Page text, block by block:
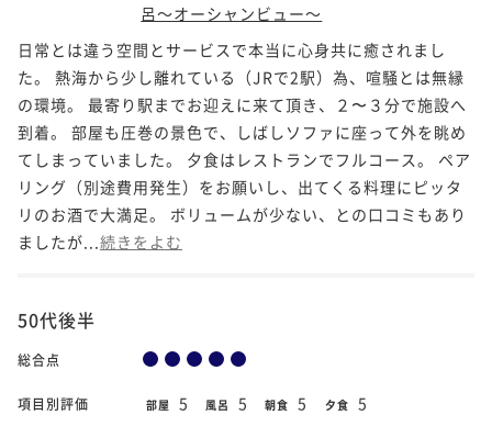
呂～オーシャンビュー～
日常とは違う空間とサービスで本当に心身共に癒されまし
た。 熱海から少し離れている（JRで2駅）為、喧騒とは無縁
の環境。 最寄り駅までお迎えに来て頂き、２〜３分で施設へ
到着。 部屋も圧巻の景色で、しばしソファに座って外を眺め
てしまっていました。 夕食はレストランでフルコース。 ペア
リング（別途費用発生）をお願いし、出てくる料理にピッタ
リのお酒で大満足。 ボリュームが少ない、との口コミもあり
ましたが... 続きをよむ
50代後半
総合点
項目別評価 部屋 5 風呂 5 朝食 5 夕食 5